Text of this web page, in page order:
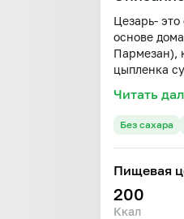
Цезарь-
основе
Пармезан),
цыпленка
Читать
Без сахара
Пищевая
200
Ккал